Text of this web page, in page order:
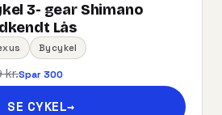
3- gear Shimano
Lås
Bycykel
kr.Spar 300
SE CYKEL→